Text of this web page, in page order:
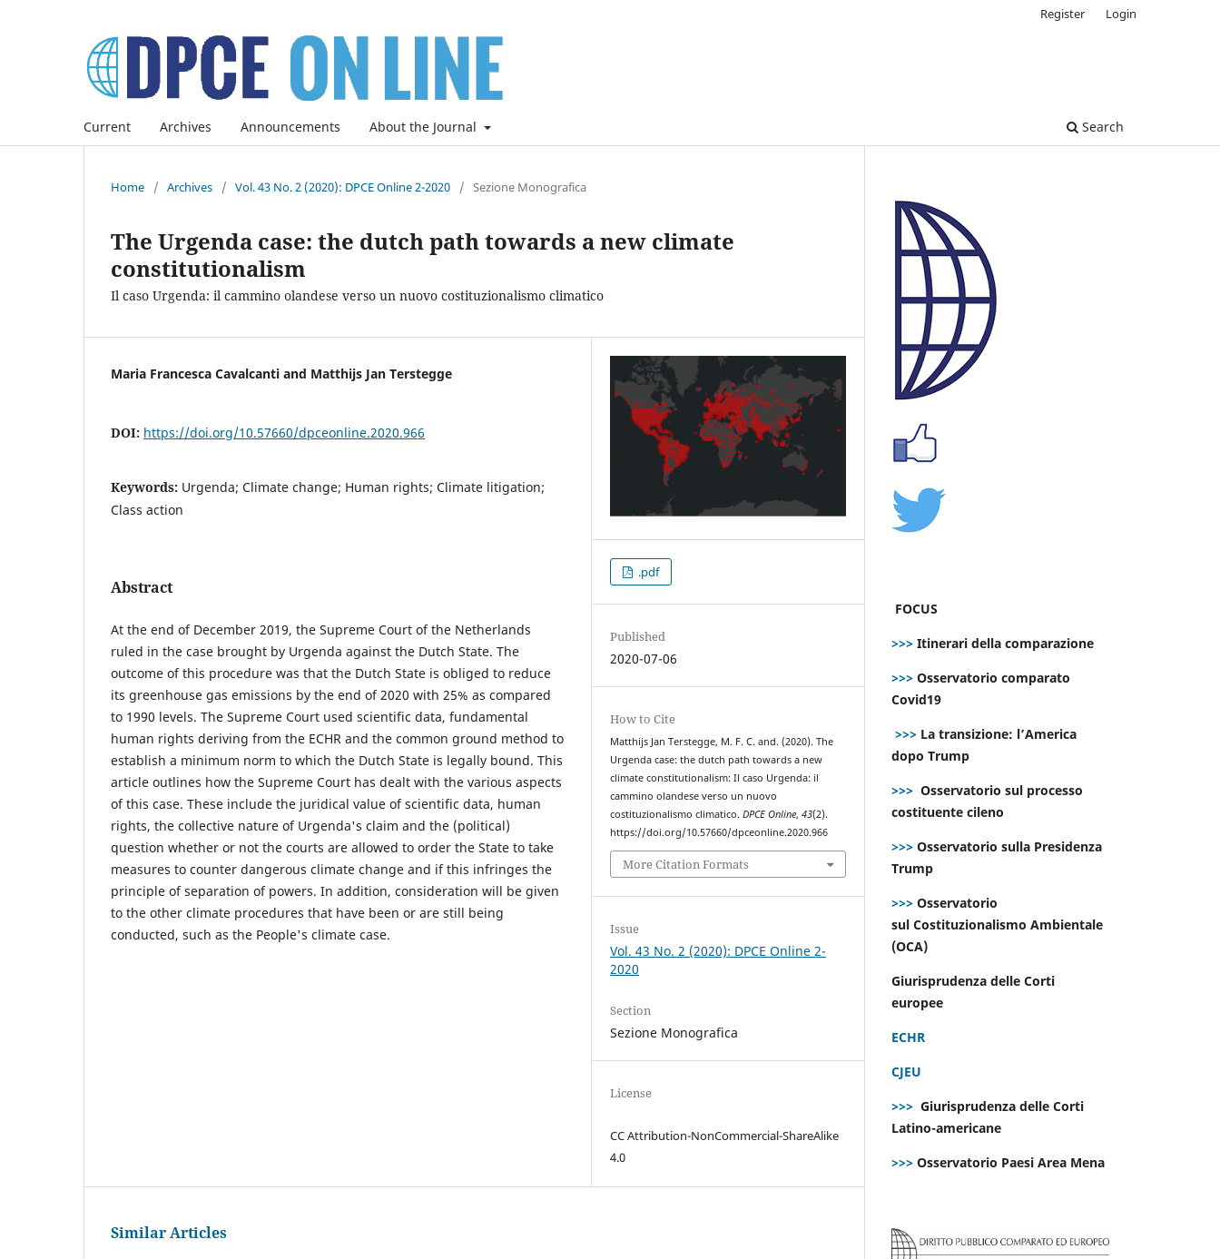
Current Archives Announcements About the Journal Search
Register Login
Home / Archives / Vol. 43 No. 2 (2020): DPCE Online 2-2020 / Sezione Monografica
The Urgenda case: the dutch path towards a new climate
constitutionalism
Il caso Urgenda: il cammino olandese verso un nuovo costituzionalismo climatico
Maria Francesca Cavalcanti and Matthijs Jan Terstegge
DOI: https://doi.org/10.57660/dpceonline.2020.966
Keywords: Urgenda; Climate change; Human rights; Climate litigation;
Class action
Abstract
At the end of December 2019, the Supreme Court of the Netherlands
ruled in the case brought by Urgenda against the Dutch State. The
outcome of this procedure was that the Dutch State is obliged to reduce
its greenhouse gas emissions by the end of 2020 with 25% as compared
to 1990 levels. The Supreme Court used scientific data, fundamental
human rights deriving from the ECHR and the common ground method to
establish a minimum norm to which the Dutch State is legally bound. This
article outlines how the Supreme Court has dealt with the various aspects
of this case. These include the juridical value of scientific data, human
rights, the collective nature of Urgenda's claim and the (political)
question whether or not the courts are allowed to order the State to take
measures to counter dangerous climate change and if this infringes the
principle of separation of powers. In addition, consideration will be given
to the other climate procedures that have been or are still being
conducted, such as the People's climate case.
.pdf
Published
2020-07-06
How to Cite
Matthijs Jan Terstegge, M. F. C. and. (2020). The
Urgenda case: the dutch path towards a new
climate constitutionalism: Il caso Urgenda: il
cammino olandese verso un nuovo
costituzionalismo climatico.DPCE Online,43(2).
https://doi.org/10.57660/dpceonline.2020.966
More Citation Formats
Issue
Vol. 43 No. 2 (2020): DPCE Online 2-
2020
Section
Sezione Monografica
License
CC Attribution-NonCommercial-ShareAlike
4.0
Similar Articles
FOCUS
>>> Itinerari della comparazione
>>> Osservatorio comparato
Covid19
>>> La transizione: l’America
dopo Trump
>>> Osservatorio sul processo
costituente cileno
>>> Osservatorio sulla Presidenza
Trump
>>> Osservatorio
sul Costituzionalismo Ambientale
(OCA)
Giurisprudenza delle Corti
europee
ECHR
CJEU
>>> Giurisprudenza delle Corti
Latino-americane
>>> Osservatorio Paesi Area Mena